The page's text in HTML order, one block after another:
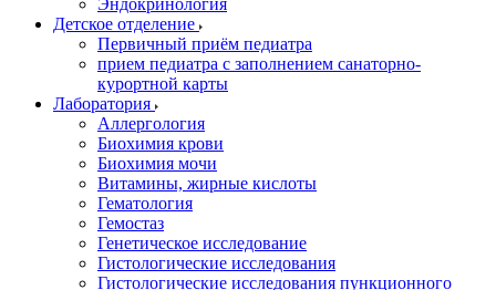
Эндокринология
Детское отделение
Первичный приём педиатра
прием педиатра с заполнением санаторно-
курортной карты
Лаборатория
Аллергология
Биохимия крови
Биохимия мочи
Витамины, жирные кислоты
Гематология
Гемостаз
Генетическое исследование
Гистологические исследования
Гистологические исследования пункционного